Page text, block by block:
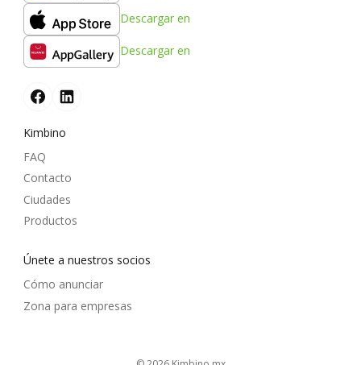
Descargar en
Descargar en
Kimbino
FAQ
Contacto
Ciudades
Productos
Únete a nuestros socios
Cómo anunciar
Zona para empresas